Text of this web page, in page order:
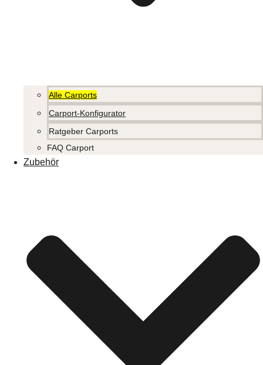
Alle Carports
Carport-Konfigurator
Ratgeber Carports
FAQ Carport
Zubehör